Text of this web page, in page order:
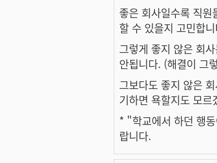
좋은 회사일수록 직
할 수 있을지 고민합
그렇게 좋지 않은 회
안됩니다. (해결이 그
그보다도 좋지 않은
기하면 욕할지도 모르
* "학교에서 하던 행
랍니다.